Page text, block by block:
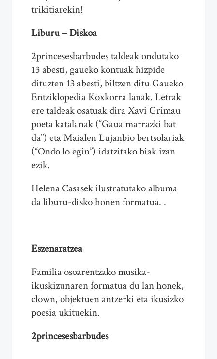
trikitiarekin!
Liburu – Diskoa
2princesesbarbudes taldeak ondutako
13 abesti, gaueko kontuak hizpide
dituzten 13 abesti, biltzen ditu Gaueko
Entziklopedia Koxkorra lanak. Letrak
ere taldeak osatuak dira Xavi Grimau
poeta katalanak (“Gaua marrazki bat
da”) eta Maialen Lujanbio bertsolariak
(“Ondo lo egin”) idatzitako biak izan
ezik.
Helena Casasek ilustratutako albuma
da liburu-disko honen formatua. .
Eszenaratzea
Familia osoarentzako musika-
ikuskizunaren formatua du lan honek,
clown, objektuen antzerki eta ikusizko
poesia ukituekin.
2princesesbarbudes